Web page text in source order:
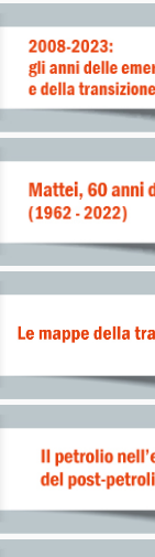
Chigi'